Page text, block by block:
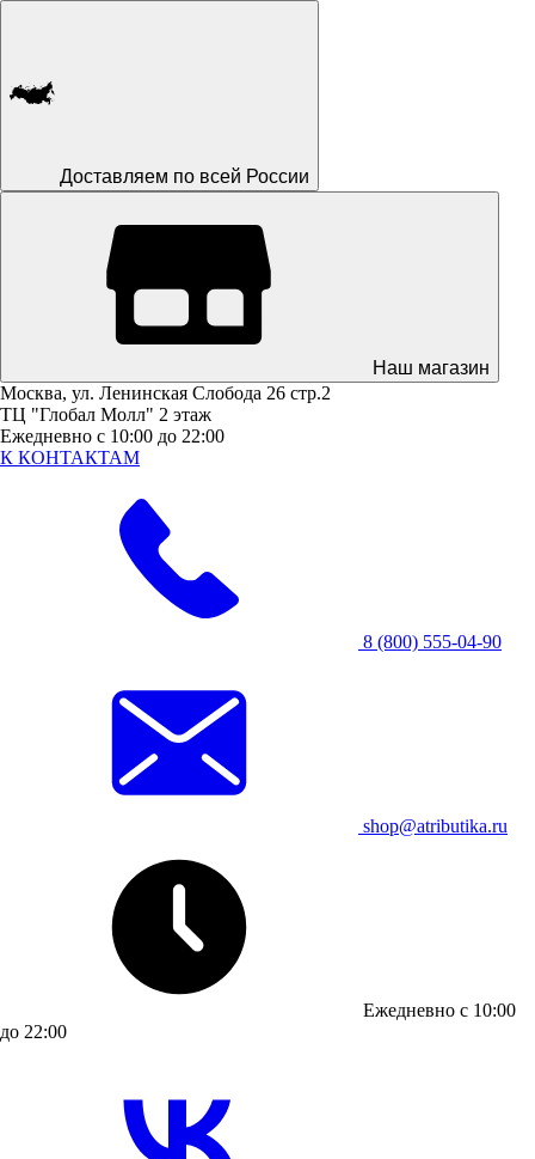
Доставляем по всей России
Наш магазин
Москва, ул. Ленинская Слобода 26 стр.2
ТЦ "Глобал Молл" 2 этаж
Ежедневно с 10:00 до 22:00
К КОНТАКТАМ
8 (800) 555-04-90
shop@atributika.ru
Ежедневно с 10:00
до 22:00